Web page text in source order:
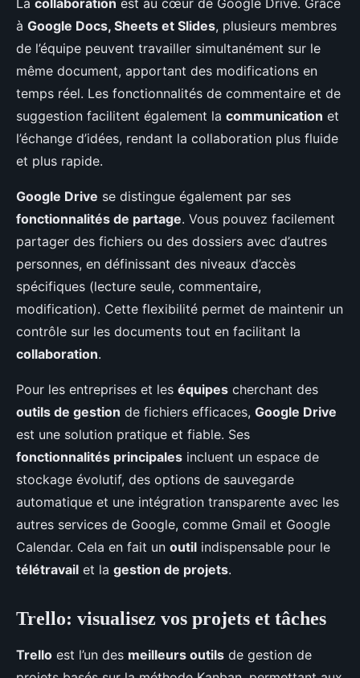
La collaboration est au cœur de Google Drive. Grâce
à Google Docs, Sheets et Slides, plusieurs membres
de l’équipe peuvent travailler simultanément sur le
même document, apportant des modifications en
temps réel. Les fonctionnalités de commentaire et de
suggestion facilitent également la communication et
l’échange d’idées, rendant la collaboration plus fluide
et plus rapide.
Google Drive se distingue également par ses
fonctionnalités de partage. Vous pouvez facilement
partager des fichiers ou des dossiers avec d’autres
personnes, en définissant des niveaux d’accès
spécifiques (lecture seule, commentaire,
modification). Cette flexibilité permet de maintenir un
contrôle sur les documents tout en facilitant la
collaboration.
Pour les entreprises et les équipes cherchant des
outils de gestion de fichiers efficaces, Google Drive
est une solution pratique et fiable. Ses
fonctionnalités principales incluent un espace de
stockage évolutif, des options de sauvegarde
automatique et une intégration transparente avec les
autres services de Google, comme Gmail et Google
Calendar. Cela en fait un outil indispensable pour le
télétravail et la gestion de projets.
Trello: visualisez vos projets et tâches
Trello est l’un des meilleurs outils de gestion de